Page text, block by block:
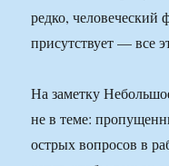
редко, человеческий
присутствует — все
На заметку
не в теме:
острых вопросов в